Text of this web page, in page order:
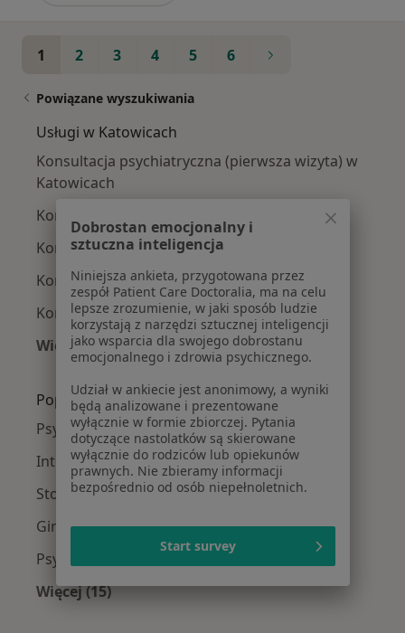
1 2 3 4 5 6
Powiązane wyszukiwania
Usługi w Katowicach
Konsultacja psychiatryczna (pierwsza wizyta) w
Katowicach
Konsultacja psychiatryczna w Katowicach
Konsultacja chirurgiczna w Katowicach
Konsultacja internistyczna w Katowicach
Konsultacja ortopedyczna w Katowicach
Więcej (15)
Więcej w kategorii: Usługi w Katowicach
Popularne specjalizacje
Psycholodzy w Katowicach
Interniści w Katowicach
Stomatolodzy w Katowicach
Ginekolodzy w Katowicach
Psychoterapeuci w Katowicach
Więcej (15)
Dobrostan emocjonalny i
sztuczna inteligencja
Niniejsza ankieta, przygotowana przez
zespół Patient Care Doctoralia, ma na celu
lepsze zrozumienie, w jaki sposób ludzie
korzystają z narzędzi sztucznej inteligencji
jako wsparcia dla swojego dobrostanu
emocjonalnego i zdrowia psychicznego.
Udział w ankiecie jest anonimowy, a wyniki
będą analizowane i prezentowane
wyłącznie w formie zbiorczej. Pytania
dotyczące nastolatków są skierowane
wyłącznie do rodziców lub opiekunów
prawnych. Nie zbieramy informacji
bezpośrednio od osób niepełnoletnich.
Start survey